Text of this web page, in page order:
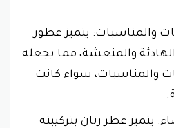
والمناسبات: يتميز عطور
الهادئة والمنعشة، مما يجعله
والمناسبات، سواء كانت
يتميز عطر رنان بتركيبته